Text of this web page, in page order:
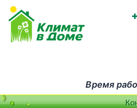
Время